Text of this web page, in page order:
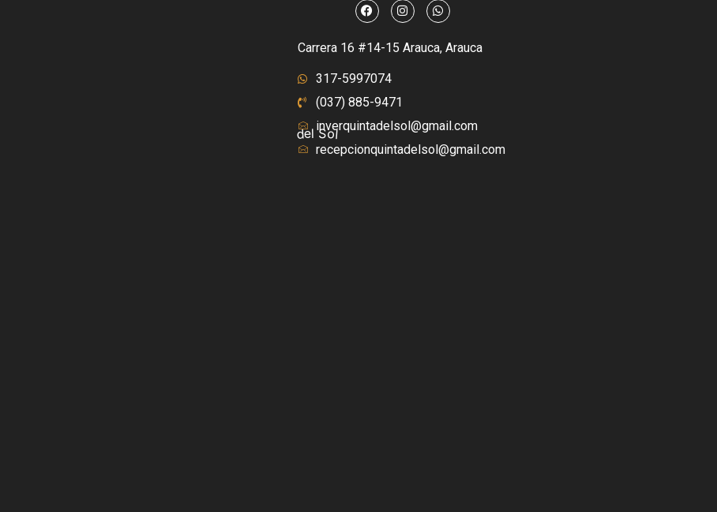
del Sol
Carrera 16 #14-15 Arauca, Arauca
317-5997074
(037) 885-9471
inverquintadelsol@gmail.com
recepcionquintadelsol@gmail.com